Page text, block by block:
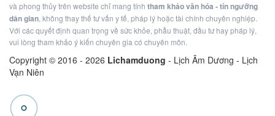
và phong thủy trên website chỉ mang tính tham khảo văn hóa - tín ngưỡng
dân gian, không thay thế tư vấn y tế, pháp lý hoặc tài chính chuyên nghiệp.
Với các quyết định quan trọng về sức khỏe, phẫu thuật, đầu tư hay pháp lý,
vui lòng tham khảo ý kiến chuyên gia có chuyên môn.
Copyright © 2016 - 2026 Lichamduong - Lịch Âm Dương - Lịch
Vạn Niên